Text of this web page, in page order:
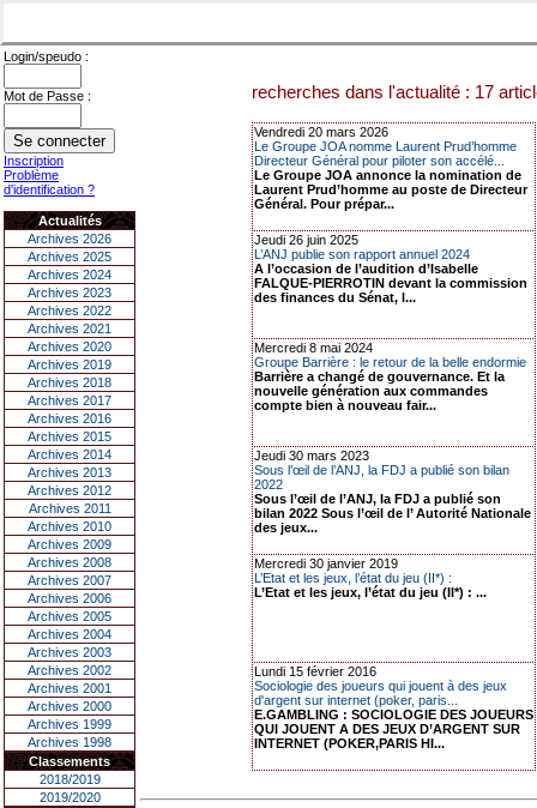
Login/speudo :
Mot de Passe :
Inscription
Problème
d'identification ?
Actualités
Archives 2026
Archives 2025
Archives 2024
Archives 2023
Archives 2022
Archives 2021
Archives 2020
Archives 2019
Archives 2018
Archives 2017
Archives 2016
Archives 2015
Archives 2014
Archives 2013
Archives 2012
Archives 2011
Archives 2010
Archives 2009
Archives 2008
Archives 2007
Archives 2006
Archives 2005
Archives 2004
Archives 2003
Archives 2002
Archives 2001
Archives 2000
Archives 1999
Archives 1998
Classements
2018/2019
2019/2020
recherches dans l'actualité : 17
Vendredi 20 mars 2026
Le Groupe JOA nomme Laurent Prud’homme
Directeur Général pour piloter son accélé...
Le Groupe JOA annonce la nomination de
Laurent Prud’homme au poste de Directeur
Général. Pour prépar...
Jeudi 26 juin 2025
L’ANJ publie son rapport annuel 2024
A l’occasion de l’audition d’Isabelle
FALQUE-PIERROTIN devant la commission
des finances du Sénat, l...
Mercredi 8 mai 2024
Groupe Barrière : le retour de la belle endormie
Barrière a changé de gouvernance. Et la
nouvelle génération aux commandes
compte bien à nouveau fair...
Jeudi 30 mars 2023
Sous l’œil de l’ANJ, la FDJ a publié son bilan
2022
Sous l’œil de l’ANJ, la FDJ a publié son
bilan 2022 Sous l’œil de l’ Autorité Nationale
des jeux...
Mercredi 30 janvier 2019
L’Etat et les jeux, l’état du jeu (II*) :
L’Etat et les jeux, l’état du jeu (II*) : ...
Lundi 15 février 2016
Sociologie des joueurs qui jouent à des jeux
d'argent sur internet (poker, paris...
E.GAMBLING : SOCIOLOGIE DES JOUEURS
QUI JOUENT A DES JEUX D’ARGENT SUR
INTERNET (POKER,PARIS HI...